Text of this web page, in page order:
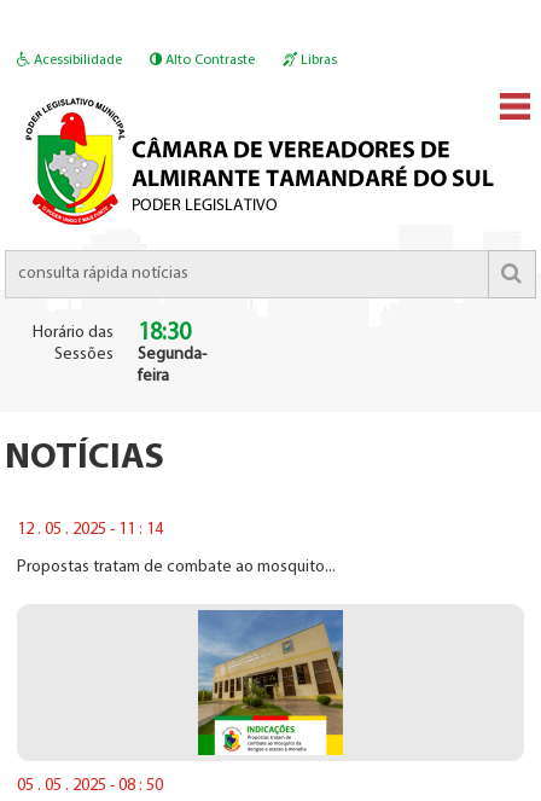
Acessibilidade Alto Contraste Libras
Horário das
Sessões
18:30
Segunda-
feira
NOTÍCIAS
12 . 05 . 2025 - 11 : 14
Propostas tratam de combate ao mosquito...
05 . 05 . 2025 - 08 : 50